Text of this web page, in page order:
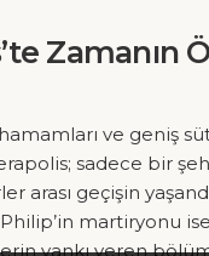
Zamanın
ve geniş
sadece bir
arası geçişin
martiryonu
yankı veren